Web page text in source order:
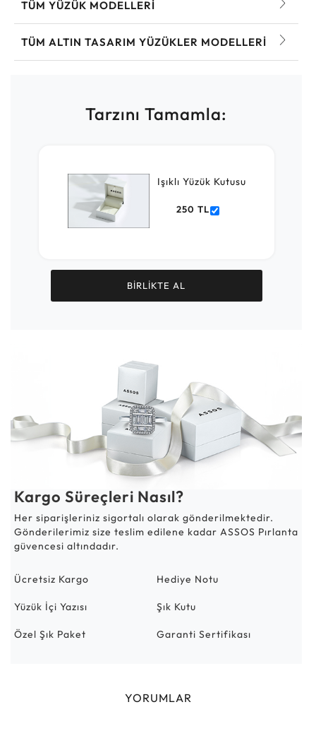
TÜM YÜZÜK MODELLERI
TÜM ALTIN TASARIM YÜZÜKLER MODELLERI
Tarzını Tamamla:
Işıklı Yüzük Kutusu
250 TL
BİRLİKTE AL
Kargo Süreçleri Nasıl?
Her siparişleriniz sigortalı olarak gönderilmektedir.
Gönderilerimiz size teslim edilene kadar ASSOS Pırlanta
güvencesi altındadır.
Ücretsiz Kargo Hediye Notu
Yüzük İçi Yazısı Şık Kutu
Özel Şık Paket Garanti Sertifikası
YORUMLAR